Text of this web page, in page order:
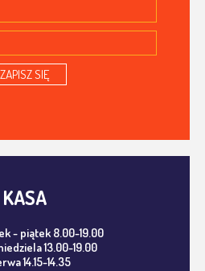
ZAPISZ SIĘ
KASA
- piątek 8.00-19.00
13.00-19.00
14.15-14.35